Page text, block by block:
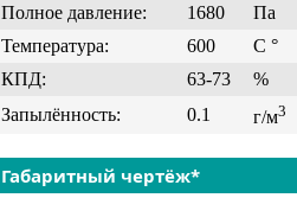
Полное давление:
1680
Па
Температура:
600
C °
КПД:
63-73
%
Запылённость:
0.1 г/м3
Габаритный чертёж*